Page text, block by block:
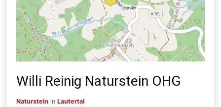
Willi Reinig Naturstein OHG
Naturstein inLautertal